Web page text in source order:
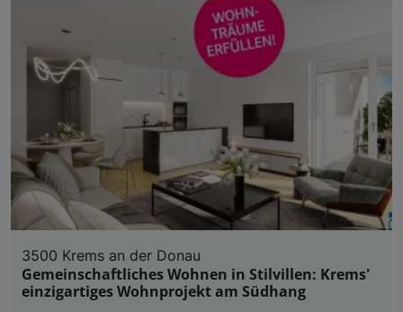
3500 Krems an der Donau
Gemeinschaftliches Wohnen in Stilvillen: Krems'
einzigartiges Wohnprojekt am Südhang